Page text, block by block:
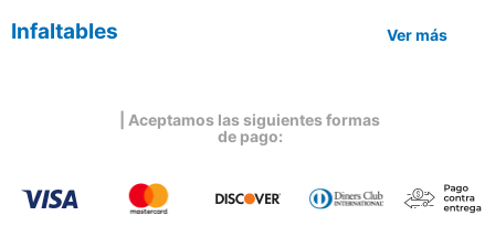
Infaltables Ver más
| Aceptamos las siguientes formas
de pago: